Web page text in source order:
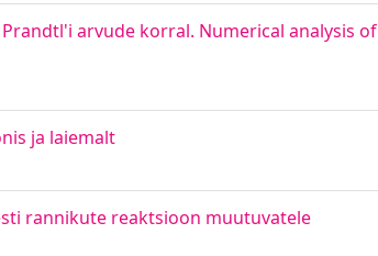
arvude korral. Numerical analysis of
ja laiemalt
rannikute reaktsioon muutuvatele